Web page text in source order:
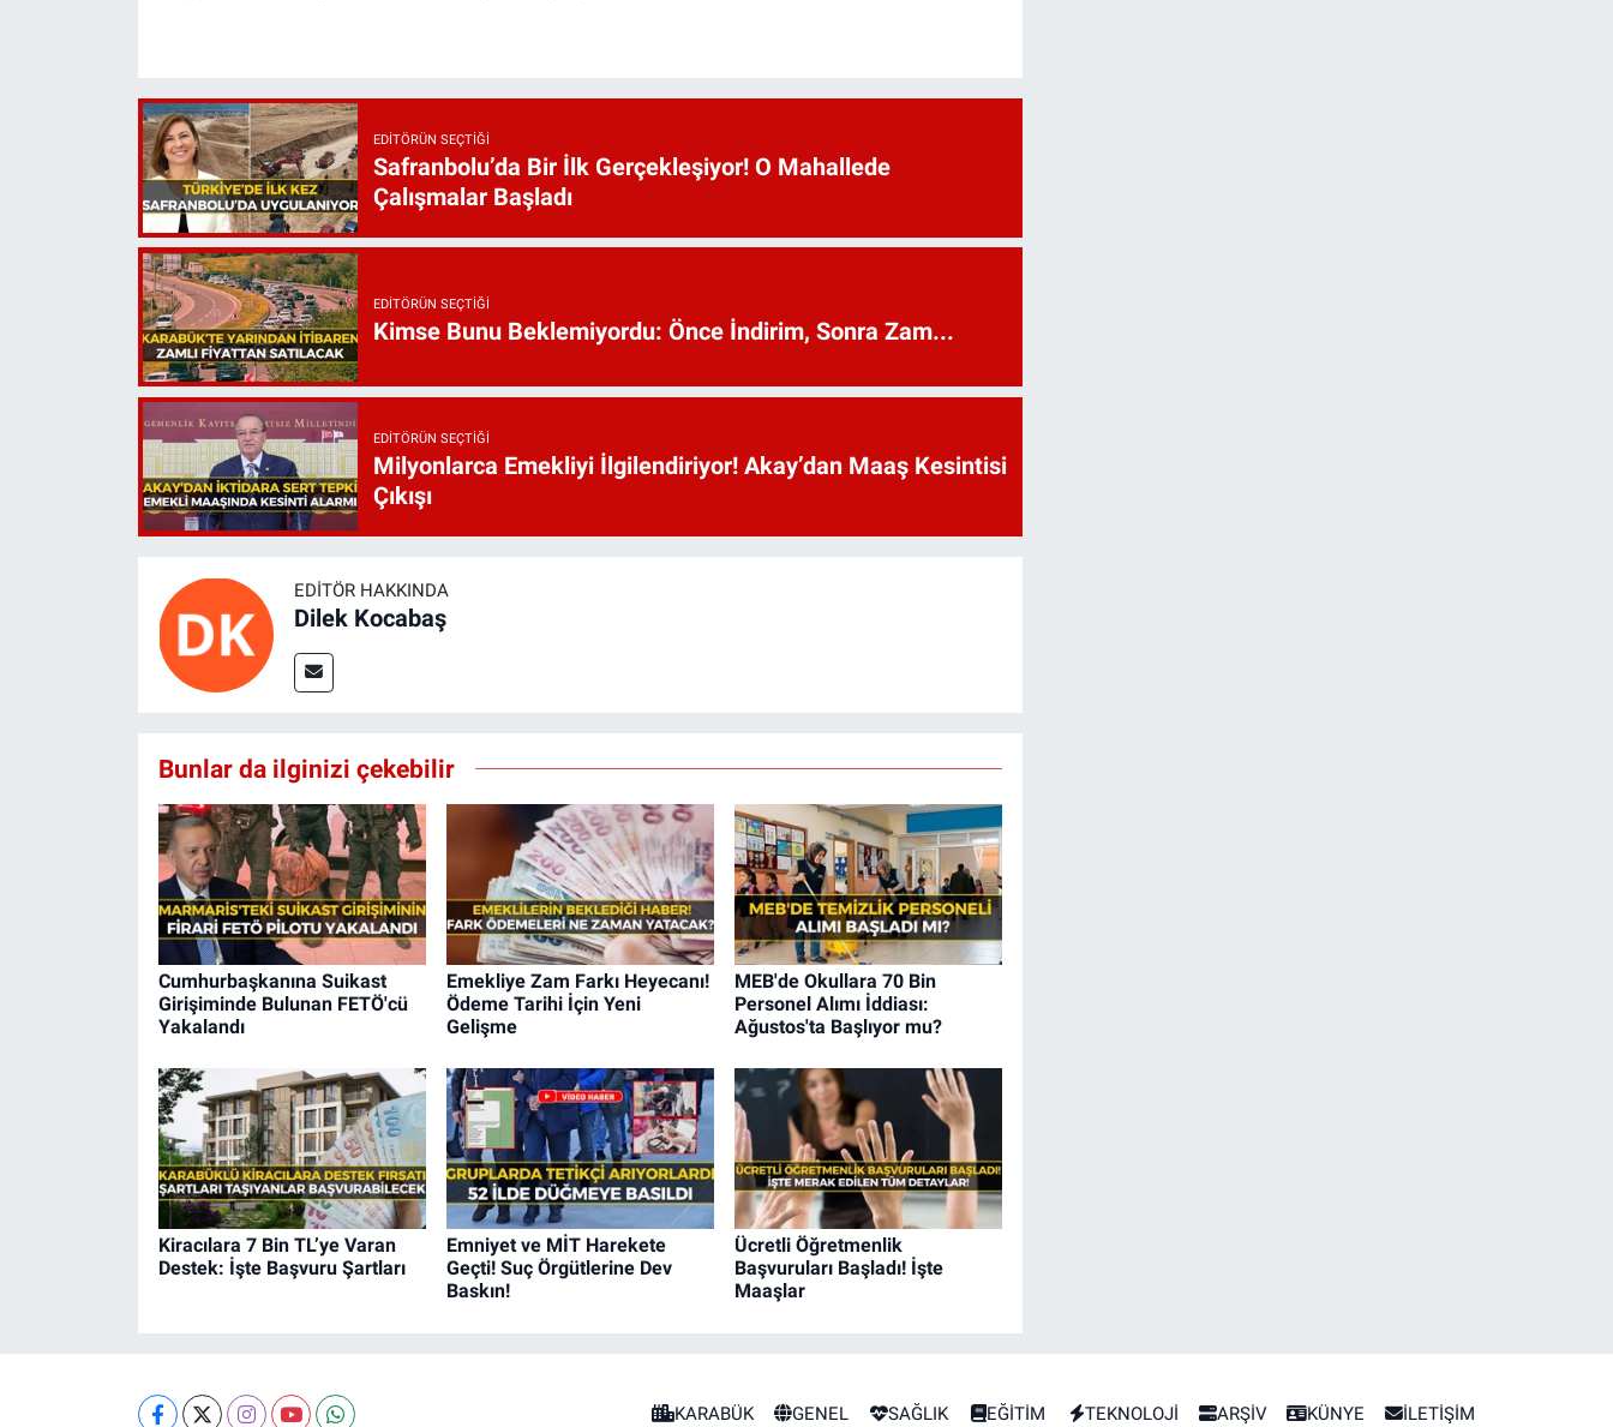
EDITÖRÜN SEÇTIĞI
Safranbolu’da Bir İlk Gerçekleşiyor! O Mahallede
Çalışmalar Başladı
EDITÖRÜN SEÇTIĞI
Kimse Bunu Beklemiyordu: Önce İndirim, Sonra Zam...
EDITÖRÜN SEÇTIĞI
Milyonlarca Emekliyi İlgilendiriyor! Akay’dan Maaş Kesintisi
Çıkışı
EDITÖR HAKKINDA
Dilek Kocabaş
Bunlar da ilginizi çekebilir
Cumhurbaşkanına Suikast
Girişiminde Bulunan FETÖ'cü
Yakalandı
Emekliye Zam Farkı Heyecanı!
Ödeme Tarihi İçin Yeni
Gelişme
MEB'de Okullara 70 Bin
Personel Alımı İddiası:
Ağustos'ta Başlıyor mu?
Kiracılara 7 Bin TL’ye Varan
Destek: İşte Başvuru Şartları
Emniyet ve MİT Harekete
Geçti! Suç Örgütlerine Dev
Baskın!
Ücretli Öğretmenlik
Başvuruları Başladı! İşte
Maaşlar
KARABÜK GENEL SAĞLIK EĞİTİM TEKNOLOJİ ARŞİV KÜNYE İLETİŞİM